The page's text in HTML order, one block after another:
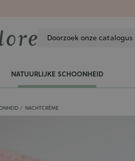
NATUURLIJKE SCHOONHEID
NACHTCRÈME